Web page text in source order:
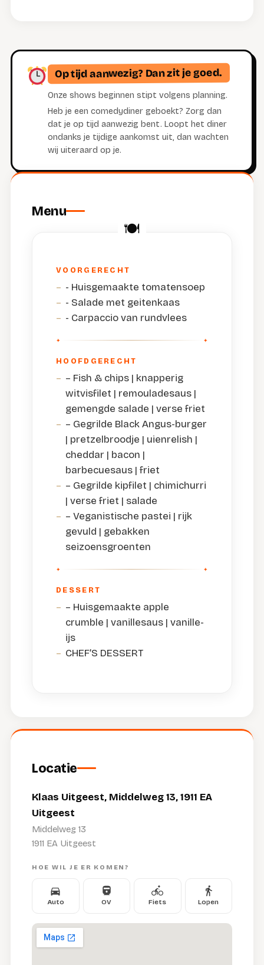
Op tijd aanwezig? Dan zit je goed.
Onze shows beginnen stipt volgens planning.
Heb je een comedydiner geboekt? Zorg dan
dat je op tijd aanwezig bent. Loopt het diner
ondanks je tijdige aankomst uit, dan wachten
wij uiteraard op je.
Menu
VOORGERECHT
- Huisgemaakte tomatensoep
- Salade met geitenkaas
- Carpaccio van rundvlees
HOOFDGERECHT
– Fish & chips | knapperig
witvisfilet | remouladesaus |
gemengde salade | verse friet
– Gegrilde Black Angus-burger
| pretzelbroodje | uienrelish |
cheddar | bacon |
barbecuesaus | friet
– Gegrilde kipfilet | chimichurri
| verse friet | salade
– Veganistische pastei | rijk
gevuld | gebakken
seizoensgroenten
DESSERT
– Huisgemaakte apple
crumble | vanillesaus | vanille-
ijs
CHEF’S DESSERT
Locatie
Klaas Uitgeest, Middelweg 13, 1911 EA
Uitgeest
Middelweg 13
1911 EA Uitgeest
HOE WIL JE ER KOMEN?
Auto OV Fiets Lopen